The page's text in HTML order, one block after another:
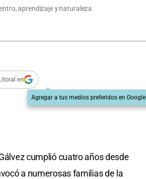
aprendizaje y naturaleza
en
Agregar a tus medios preferidos en Google
cumplió cuatro años desde
a numerosas familias de la